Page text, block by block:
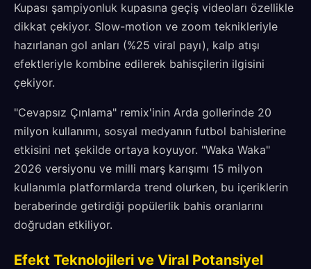
Kupası şampiyonluk kupasına geçiş videoları özellikle
dikkat çekiyor. Slow-motion ve zoom teknikleriyle
hazırlanan gol anları (%25 viral payı), kalp atışı
efektleriyle kombine edilerek bahisçilerin ilgisini
çekiyor.
"Cevapsız Çınlama" remix'inin Arda gollerinde 20
milyon kullanımı, sosyal medyanın futbol bahislerine
etkisini net şekilde ortaya koyuyor. "Waka Waka"
2026 versiyonu ve milli marş karışımı 15 milyon
kullanımla platformlarda trend olurken, bu içeriklerin
beraberinde getirdiği popülerlik bahis oranlarını
doğrudan etkiliyor.
Efekt Teknolojileri ve Viral Potansiyel